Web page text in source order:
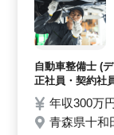
自動車整備士 (
正社員・契約社
年収300万
青森県十和